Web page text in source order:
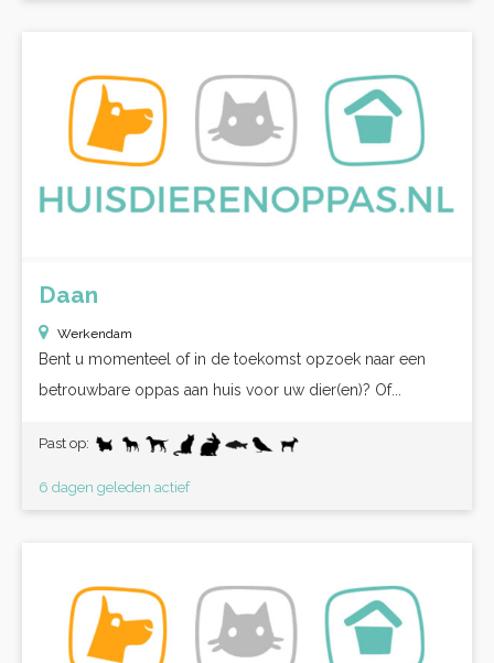
Daan
Werkendam
Bent u momenteel of in de toekomst opzoek naar een
betrouwbare oppas aan huis voor uw dier(en)? Of...
Past op:
6 dagen geleden actief